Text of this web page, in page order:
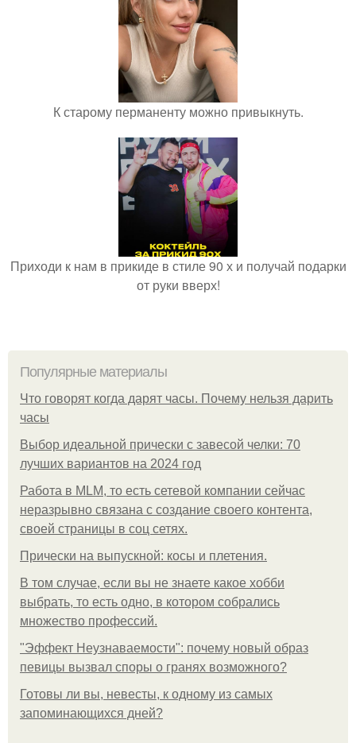
К старому перманенту можно привыкнуть.
Приходи к нам в прикиде в стиле 90 х и получай подарки
от руки вверх!
Популярные материалы
Что говорят когда дарят часы. Почему нельзя дарить
часы
Выбор идеальной прически с завесой челки: 70
лучших вариантов на 2024 год
Работа в MLM, то есть сетевой компании сейчас
неразрывно связана с создание своего контента,
своей страницы в соц сетях.
Прически на выпускной: косы и плетения.
В том случае, если вы не знаете какое хобби
выбрать, то есть одно, в котором собрались
множество профессий.
"Эффект Неузнаваемости": почему новый образ
певицы вызвал споры о гранях возможного?
Готовы ли вы, невесты, к одному из самых
запоминающихся дней?